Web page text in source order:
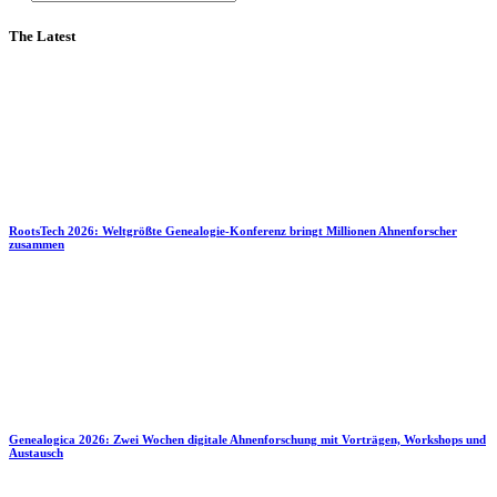
The Latest
RootsTech 2026: Weltgrößte Genealogie-Konferenz bringt Millionen Ahnenforscher
zusammen
Genealogica 2026: Zwei Wochen digitale Ahnenforschung mit Vorträgen, Workshops und
Austausch